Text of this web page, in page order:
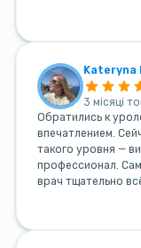
Kateryna
3 місяці
Обратились к
впечатлением.
такого уровня —
профессионал.
врач тщательно